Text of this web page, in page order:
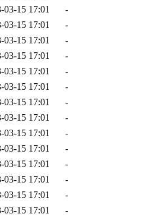
03-15 17:01
-
03-15 17:01
-
03-15 17:01
-
03-15 17:01
-
03-15 17:01
-
03-15 17:01
-
03-15 17:01
-
03-15 17:01
-
03-15 17:01
-
03-15 17:01
-
03-15 17:01
-
03-15 17:01
-
03-15 17:01
-
03-15 17:01
-